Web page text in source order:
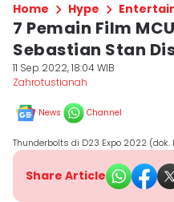
Home Hype
7 Pemain Film
Sebastian Stan
11 Sep 2022, 18:04 WIB
Zahrotustianah
News Channel
Thunderbolts di D23 Expo 2022
Share Article